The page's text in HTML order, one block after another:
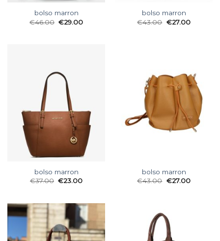
bolso marron
€46.00 €29.00
bolso marron
€43.00 €27.00
bolso marron
€37.00 €23.00
bolso marron
€43.00 €27.00